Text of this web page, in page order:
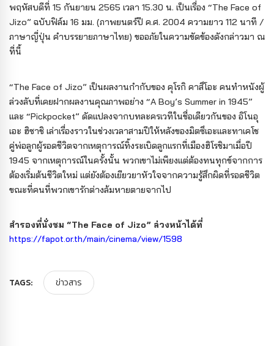
พฤหัสบดีที่ 15 กันยายน 2565 เวลา 15.30 น. เป็นเรื่อง “The Face of
Jizo” ฉบับฟิล์ม 16 มม. (ภาพยนตร์ปี ค.ศ. 2004 ความยาว 112 นาที /
ภาษาญี่ปุ่น คำบรรยายภาษาไทย) ขออภัยในความขัดข้องดังกล่าวมา ณ
ที่นี้
“The Face of Jizo” เป็นผลงานกำกับของ คุโรกิ คาสึโอะ คนทำหนังผู้
ล่วงลับที่เคยฝากผลงานคุณภาพอย่าง “A Boy’s Summer in 1945”
และ “Pickpocket” ดัดแปลงจากบทละครเวทีในชื่อเดียวกันของ อิโนอุ
เอะ ฮิซาชิ เล่าเรื่องราวในช่วงเวลาสามปีให้หลังของมิตซึเอะและทาเคโช
คู่พ่อลูกผู้รอดชีวิตจากเหตุการณ์ทิ้งระเบิดลูกแรกที่เมืองฮิโรชิมาเมื่อปี
1945 จากเหตุการณ์ในครั้งนั้น พวกเขาไม่เพียงแต่ต้องทนทุกข์จากการ
ต้องเริ่มต้นชีวิตใหม่ แต่ยังต้องเยียวยาหัวใจจากความรู้สึกผิดที่รอดชีวิต
ขณะที่คนที่พวกเขารักต่างล้มหายตายจากไป
สำรองที่นั่งชม “The Face of Jizo” ล่วงหน้าได้ที่
https://fapot.or.th/main/cinema/view/1598
TAGS: ข่าวสาร